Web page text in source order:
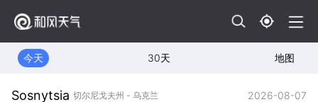
今天 30天 地图
Sosnytsia 切尔尼戈夫州 - 乌克兰 2026-08-07